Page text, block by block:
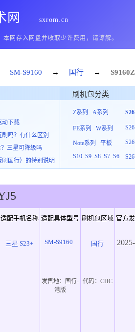
网 sxrom.cn
本网存入网盘并收取少许费用，请谅解。
SM-S9160 → 国行 → S9160
动下载
吗？有什么区别
三星可降级吗
国行）的特别说明
刷机包分类
Z系列 A系列
FE系列 W系列
Note系列
平板
S10 S9 S8 S7 S6
S26
适配手机名称 适配具体型号 刷机包区域 官方
三星 S23+ SM-S9160 国行
发售地：
国行-
港版
代码： CHC